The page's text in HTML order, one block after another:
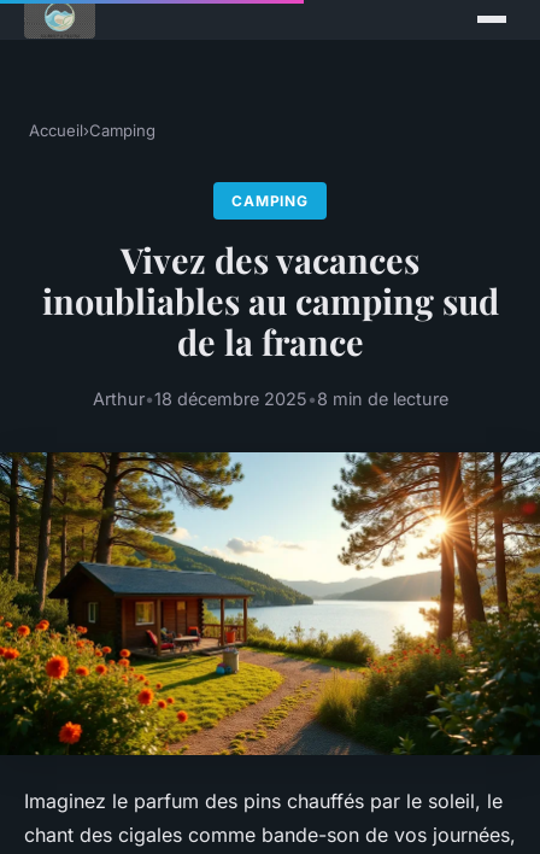
Accueil›Camping
CAMPING
Vivez des vacances
inoubliables au camping sud
de la france
Arthur•18 décembre 2025•8 min de lecture
Imaginez le parfum des pins chauffés par le soleil, le
chant des cigales comme bande-son de vos journées,